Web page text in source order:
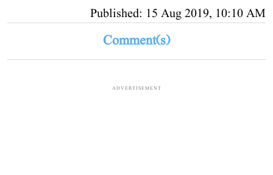
Published: 15 Aug 2019, 10:10 AM
Comment(s)
ADVERTISEMENT